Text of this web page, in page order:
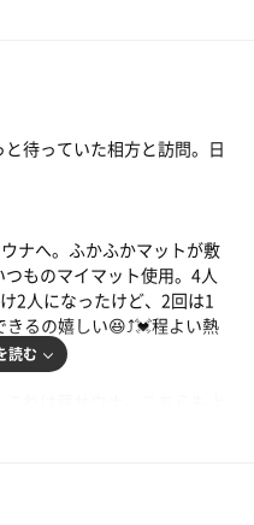
いう感じのサウナでした❤️
着が冷たくて無理なんだけ
めそうなので、またぜひ来
参した方がいいです👌
すところでした😅覗いてみ
でしたが、時間もなく入り
入り口ドアがかなり重たい
？毎回苦労しました😅
掛け湯もあって汗を流しや
と残念😅
くのでサウナハットを置い
しい😆⤴️💓露天風呂が近いの
い程ではないし、(世の中
横になってます☺️今回はベ
待っていた相方と訪問。日
ナへ。ふかふかマットが敷
ものマイマット使用。4人
2人になったけど、2回は1
るの嬉しい😆⤴️💓程よい熱
がやっとの大きさ。でもド
段はかなり熱いし、奥に詰
て顔が熱い❗️🥵更に奥に入
横を通って降りないといけ
読む